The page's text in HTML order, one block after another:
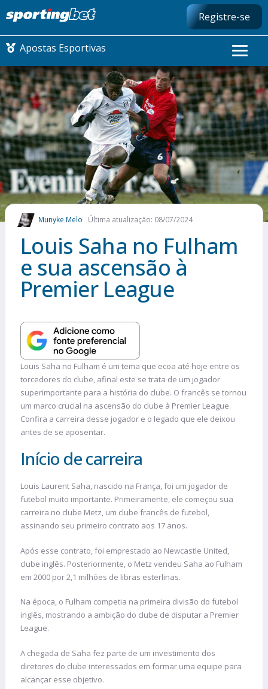
Registre-se
Apostas Esportivas
CONMEBOL LIBERTADORES
FUTEBOL NACIONAL
FUTEBOL INTERNACIONAL
COMO APOSTAR
MAIS ESPORTES
Munyke Melo Última atualização: 08/07/2024
Louis Saha no Fulham
e sua ascensão à
Premier League
Louis Saha no Fulham é um tema que ecoa até hoje entre os
torcedores do clube, afinal este se trata de um jogador
superimportante para a história do clube. O francês se tornou
um marco crucial na ascensão do clube à Premier League.
Confira a carreira desse jogador e o legado que ele deixou
antes de se aposentar.
Início de carreira
Louis Laurent Saha, nascido na França, foi um jogador de
futebol muito importante. Primeiramente, ele começou sua
carreira no clube Metz, um clube francês de futebol,
assinando seu primeiro contrato aos 17 anos.
Após esse contrato, foi emprestado ao Newcastle United,
clube inglês. Posteriormente, o Metz vendeu Saha ao Fulham
em 2000 por 2,1 milhões de libras esterlinas.
Na época, o Fulham competia na primeira divisão do futebol
inglês, mostrando a ambição do clube de disputar a Premier
League.
A chegada de Saha fez parte de um investimento dos
diretores do clube interessados em formar uma equipe para
alcançar esse objetivo.